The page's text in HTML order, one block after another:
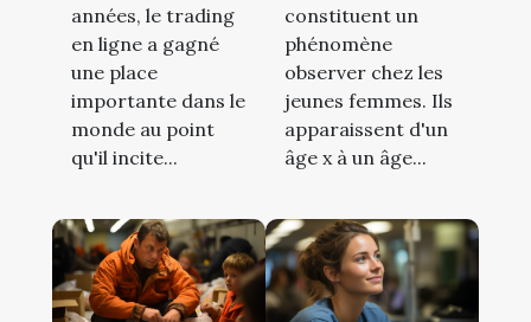
années, le trading
en ligne a gagné
une place
importante dans le
monde au point
qu'il incite...
constituent un
phénomène
observer chez les
jeunes femmes. Ils
apparaissent d'un
âge x à un âge...